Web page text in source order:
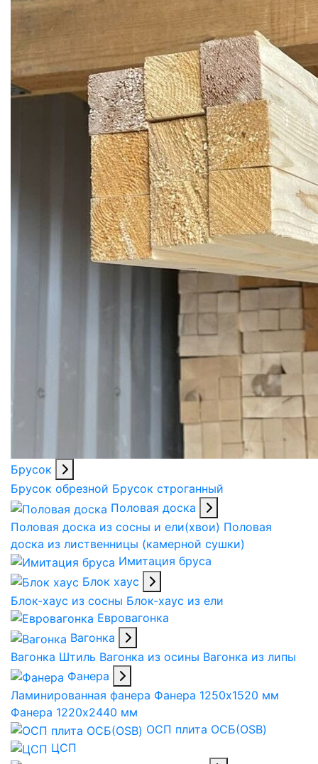
Брусок
Брусок обрезной Брусок строганный
Половая доска
Половая доска из сосны и ели(хвои) Половая
доска из лиственницы (камерной сушки)
Имитация бруса
Блок хаус
Блок-хаус из сосны Блок-хаус из ели
Евровагонка
Вагонка
Вагонка Штиль Вагонка из осины Вагонка из липы
Фанера
Ламинированная фанера Фанера 1250х1520 мм
Фанера 1220х2440 мм
ОСП плита ОСБ(OSB)
ЦСП